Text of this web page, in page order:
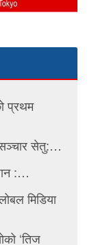
प्रथम
सञ्चार सेतु:…
:…
मिडिया
‘तिज